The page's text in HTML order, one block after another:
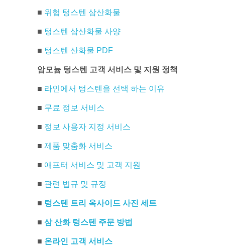
■ 위험 텅스텐 삼산화물
■ 텅스텐 삼산화물 사양
■ 텅스텐 산화물 PDF
암모늄 텅스텐 고객 서비스 및 지원 정책
■ 라인에서 텅스텐을 선택 하는 이유
■ 무료 정보 서비스
■ 정보 사용자 지정 서비스
■ 제품 맞춤화 서비스
■ 애프터 서비스 및 고객 지원
■ 관련 법규 및 규정
■ 텅스텐 트리 옥사이드 사진 세트
■ 삼 산화 텅스텐 주문 방법
■ 온라인 고객 서비스